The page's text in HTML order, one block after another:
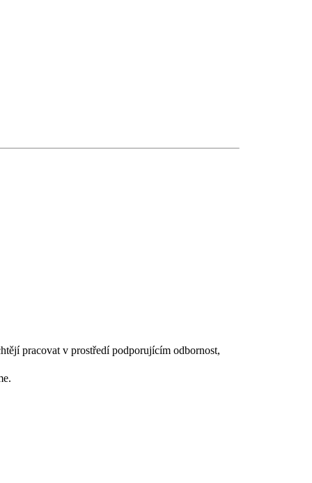
pracovat v prostředí podporujícím odbornost,